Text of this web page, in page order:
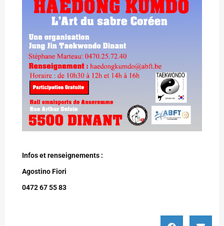
Infos et renseignements :
Agostino Fiori
0472 67 55 83